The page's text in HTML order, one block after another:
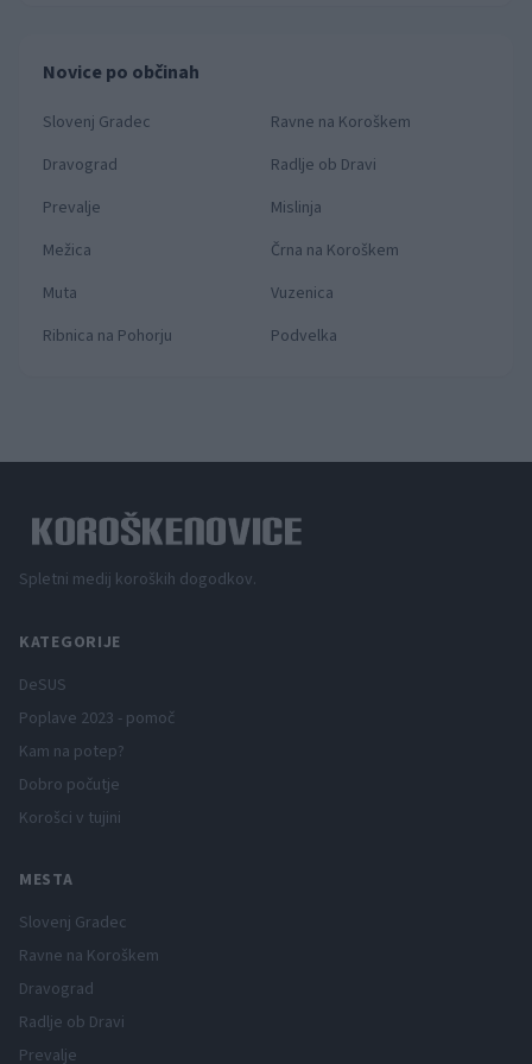
Novice po občinah
Slovenj Gradec
Ravne na Koroškem
Dravograd
Radlje ob Dravi
Prevalje
Mislinja
Mežica
Črna na Koroškem
Muta
Vuzenica
Ribnica na Pohorju
Podvelka
Spletni medij koroških dogodkov.
KATEGORIJE
DeSUS
Poplave 2023 - pomoč
Kam na potep?
Dobro počutje
Korošci v tujini
MESTA
Slovenj Gradec
Ravne na Koroškem
Dravograd
Radlje ob Dravi
Prevalje